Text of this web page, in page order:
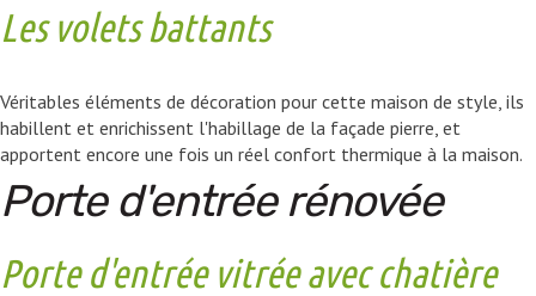
Les volets battants
Véritables éléments de décoration pour cette maison de style, ils
habillent et enrichissent l'habillage de la façade pierre, et
apportent encore une fois un réel confort thermique à la maison.
Porte d'entrée rénovée
Porte d'entrée vitrée avec chatière